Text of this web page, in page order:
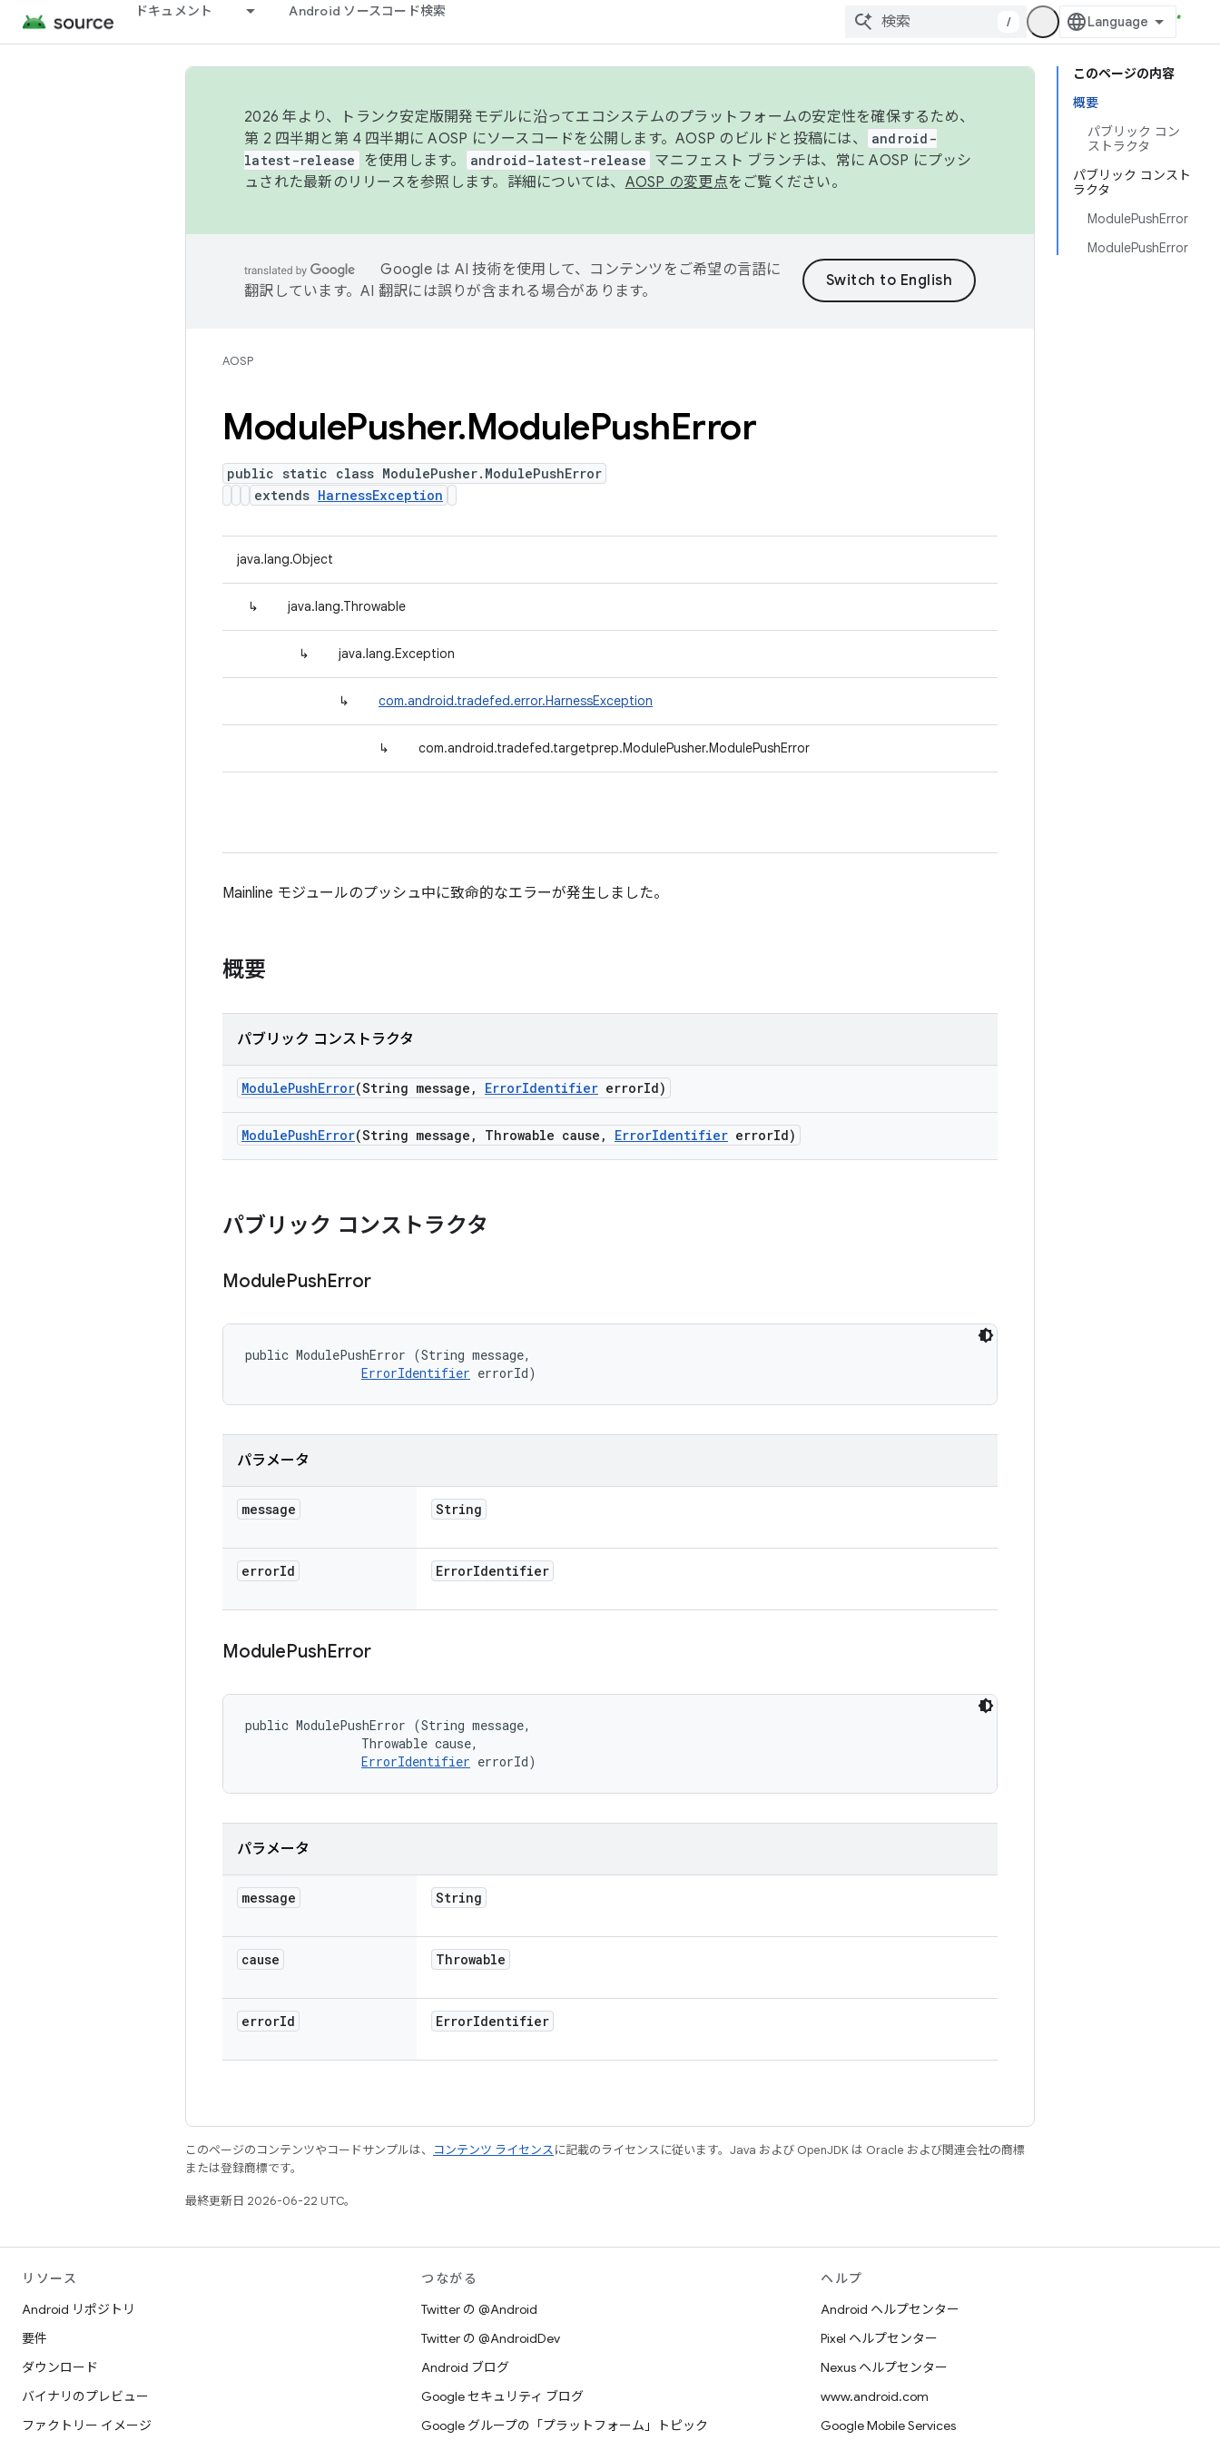
ドキュメント Android ソースコード検索
/
このページの内容
概要
パブリック コン
ストラクタ
パブリック コンスト
ラクタ
ModulePushError
ModulePushError
2026 年より、トランク安定版開発モデルに沿ってエコシステムのプラットフォームの安定性を確保するため、
第 2 四半期と第 4 四半期に AOSP にソースコードを公開します。AOSP のビルドと投稿には、
android-
latest-release
を使用します。 android-latest-release マニフェスト ブランチは、常に AOSP にプッシ
ュされた最新のリリースを参照します。詳細については、 AOSP の変更点をご覧ください。
Google は AI 技術を使用して、コンテンツをご希望の言語に
翻訳しています。AI 翻訳には誤りが含まれる場合があります。
AOSP
ModulePusher.ModulePushError
public static class ModulePusher.ModulePushError
extends HarnessException
java.lang.Object
↳ java.lang.Throwable
↳ java.lang.Exception
↳ com.android.tradefed.error.HarnessException
↳ com.android.tradefed.targetprep.ModulePusher.ModulePushError
Mainline モジュールのプッシュ中に致命的なエラーが発生しました。
概要
パブリック コンストラクタ
ModulePushError(String message , ErrorIdentifier errorId)
ModulePushError(String message , Throwable cause , ErrorIdentifier errorId)
パブリック コンストラクタ
ModulePushError
public ModulePushError (String message,
ErrorIdentifier errorId)
パラメータ
message String
errorId ErrorIdentifier
ModulePushError
public ModulePushError (String message,
                Throwable cause,
ErrorIdentifier errorId)
パラメータ
message String
cause Throwable
errorId ErrorIdentifier
このページのコンテンツやコードサンプルは、 コンテンツ ライセンスに記載のライセンスに従います。Java および OpenJDK は Oracle および関連会社の商標
または登録商標です。
最終更新日 2026-06-22 UTC。
リソース
Android リポジトリ
要件
ダウンロード
バイナリのプレビュー
ファクトリー イメージ
つながる
Twitter の @Android
Twitter の @AndroidDev
Android ブログ
Google セキュリティ ブログ
Google グループの「プラットフォーム」トピック
ヘルプ
Android ヘルプセンター
Pixel ヘルプセンター
Nexus ヘルプセンター
www.android.com
Google Mobile Services